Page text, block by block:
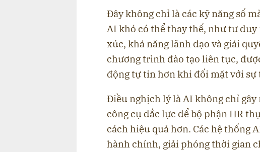
Đây không chỉ là các kỹ năng số
AI khó có thể thay thế, như tư
xúc, khả năng lãnh đạo và giải
chương trình đào tạo liên tục,
động tự tin hơn khi đối mặt với sự
Điều nghịch lý là AI không chỉ
công cụ đắc lực để bộ phận HR
cách hiệu quả hơn. Các hệ thống
hành chính, giải phóng thời gian